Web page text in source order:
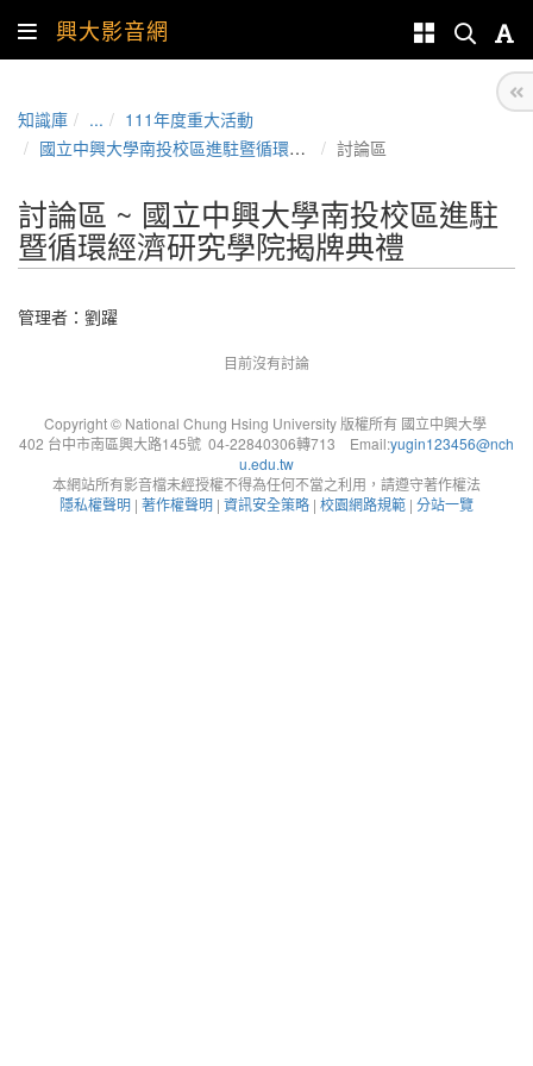
興大影音網
知識庫 ...
111年度重大活動
國立中興大學南投校區進駐暨循環經濟研究學院揭牌典禮
討論區
討論區 ~ 國立中興大學南投校區進駐
暨循環經濟研究學院揭牌典禮
管理者： 劉躍
目前沒有討論
Copyright © National Chung Hsing University 版權所有 國立中興大學
402 台中市南區興大路145號 04-22840306轉713 Email:yugin123456@nch
u.edu.tw
本網站所有影音檔未經授權不得為任何不當之利用，請遵守著作權法
隱私權聲明 | 著作權聲明 | 資訊安全策略 | 校園網路規範 | 分站一覽